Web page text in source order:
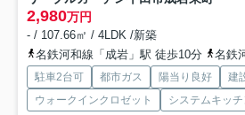
2,980万円
- / 107.66㎡ / 4LDK /新築
名鉄河和線「成岩」駅 徒歩10分
名鉄
駐車2台可 都市ガス 陽当り良好
建
ウォークインクロゼット
システムキッチ